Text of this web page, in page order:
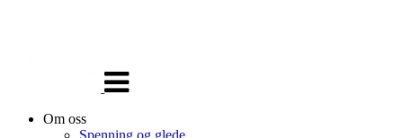
navigasjon
Om oss
Spenning og glede